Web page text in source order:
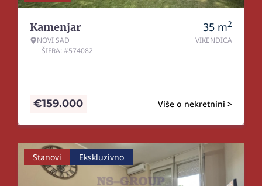
Kamenjar
NOVI SAD
ŠIFRA: #574082
35 m2
VIKENDICA
Više o nekretnini >
€159.000
Stanovi Ekskluzivno